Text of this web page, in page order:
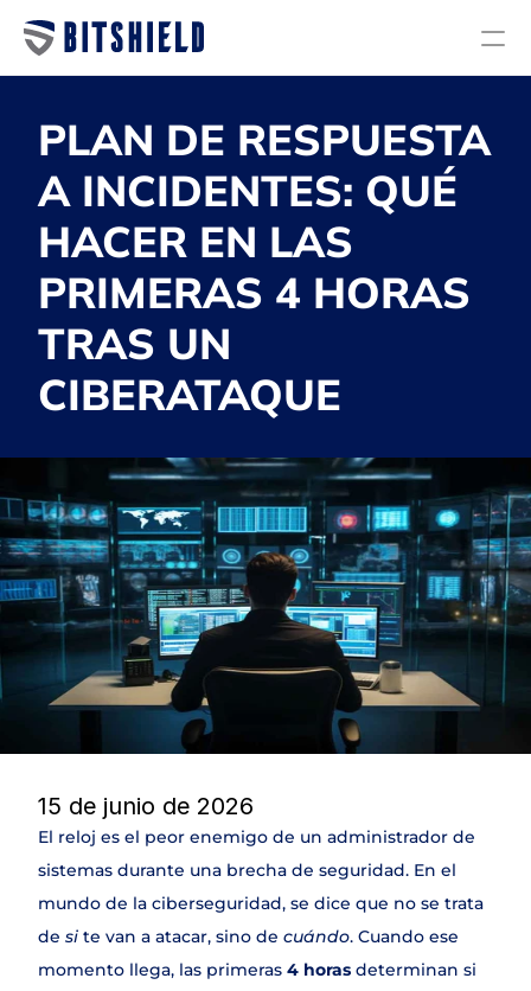
Planes
Nosotros
Blog
Diagnóstico de ciberseguridad
Auditoría y Cumplimiento
Investigación y Respuesta a incidentes
Servicios Administrados
Next Generation Firewall
Email Security & Antispam
Back Up & Storage
DLP
NAC & IPAM
Wifi Security
IDS
SIEM
Web Application Firewall
Encryption & Transfer Files
Digital Risk Protection
SERVICIOS
Join
Events
PLAN DE RESPUESTA
A INCIDENTES: QUÉ
HACER EN LAS
PRIMERAS 4 HORAS
TRAS UN
CIBERATAQUE
15 de junio de 2026
El reloj es el peor enemigo de un administrador de
sistemas durante una brecha de seguridad. En el
mundo de la ciberseguridad, se dice que no se trata
de si te van a atacar, sino de cuándo. Cuando ese
momento llega, las primeras 4 horas determinan si